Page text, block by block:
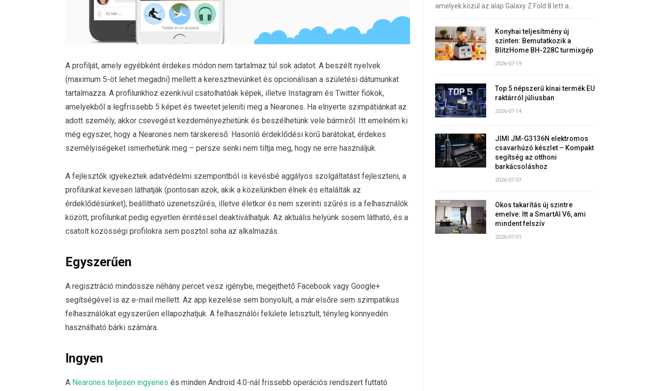
A profilját, amely egyébként érdekes módon nem tartalmaz túl sok adatot. A beszélt nyelvek
(maximum 5-öt lehet megadni) mellett a keresztnevünket és opcionálisan a születési dátumunkat
tartalmazza. A profilunkhoz ezenkívül csatolhatóak képek, illetve Instagram és Twitter fiókok,
amelyekből a legfrissebb 5 képet és tweetet jeleníti meg a Nearones. Ha elnyerte szimpátiánkat az
adott személy, akkor csevegést kezdeményezhetünk és beszélhetünk vele bármiről. Itt emelném ki
még egyszer, hogy a Nearones nem társkereső. Hasonló érdeklődési körű barátokat, érdekes
személyiségeket ismerhetünk meg – persze senki nem tiltja meg, hogy ne erre használjuk.
A fejlesztők igyekeztek adatvédelmi szempontból is kevésbé aggályos szolgáltatást fejleszteni, a
profilunkat kevesen láthatják (pontosan azok, akik a közelünkben élnek és eltalálták az
érdeklődésünket), beállítható üzenetszűrés, illetve életkor és nem szerinti szűrés is a felhasználók
között, profilunkat pedig egyetlen érintéssel deaktiválhatjuk. Az aktuális helyünk sosem látható, és a
csatolt közösségi profilokra sem posztol soha az alkalmazás.
Egyszerűen
A regisztráció mindössze néhány percet vesz igénybe, megejthető Facebook vagy Google+
segítségével is az e-mail mellett. Az app kezelése sem bonyolult, a már elsőre sem szimpatikus
felhasználókat egyszerűen ellapozhatjuk. A felhasználói felülete letisztult, tényleg könnyedén
használható bárki számára.
Ingyen
A Nearones teljesen ingyenes és minden Android 4.0-nál frissebb operációs rendszert futtató
amelyek közül az alap Galaxy Z Fold 8 lett a…
Konyhai teljesítmény új
szinten: Bemutatkozik a
BlitzHome BH-228C turmixgép
2026-07-19
Top 5 népszerű kínai termék EU
raktárról júliusban
2026-07-14
JIMI JM-G3136N elektromos
csavarhúzó készlet – Kompakt
segítség az otthoni
barkácsoláshoz
2026-07-07
Okos takarítás új szintre
emelve: Itt a SmartAI V6, ami
mindent felszív
2026-07-01